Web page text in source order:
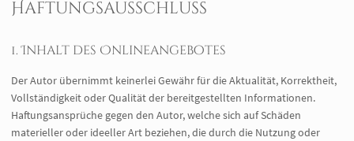
Haftungsausschluss
1. Inhalt des Onlineangebotes
Der Autor übernimmt keinerlei Gewähr für die Aktualität, Korrektheit,
Vollständigkeit oder Qualität der bereitgestellten Informationen.
Haftungsansprüche gegen den Autor, welche sich auf Schäden
materieller oder ideeller Art beziehen, die durch die Nutzung oder